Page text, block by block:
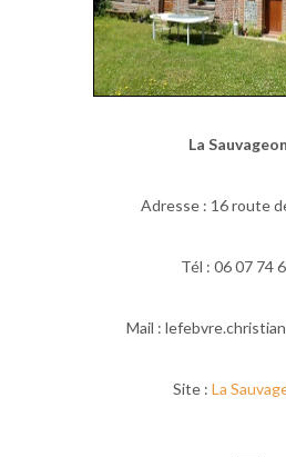
La
Adresse : 16 route
Tél : 06 07 74
Mail :
Site : La